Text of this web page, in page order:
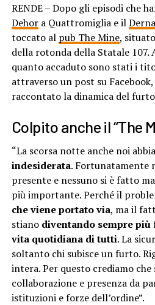
RENDE – Dopo gli episodi che
Dehora Quattromiglia e il
toccato al pub The Mine,
della rotonda della Statale 107.
quanto accaduto sono stati i
attraverso un post su
raccontato la dinamica del
Colpito anche il “The
“La scorsa notte anche noi
indesiderata. Fortunatamente
presente e nessuno si è fatto
più importante. Perché il
che viene portato via, ma il
stiano diventando sempre
vita quotidiana di tutti. La
soltanto chi subisce un furto.
intera. Per questo crediamo
collaborazione e presenza da
istituzioni e forze dell’ordine”.